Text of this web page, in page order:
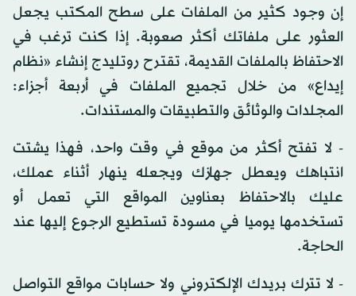
إن وجود كثير من الملفات على سطح المكتب يجعل
العثور على ملفاتك أكثر صعوبة. إذا كنت ترغب في
الاحتفاظ بالملفات القديمة، تقترح روتليدج إنشاء «نظام
إيداع» من خلال تجميع الملفات في أربعة أجزاء:
المجلدات والوثائق والتطبيقات والمستندات.
- لا تفتح أكثر من موقع في وقت واحد، فهذا يشتت
انتباهك ويعطل جهازك ويجعله ينهار أثناء عملك،
عليك بالاحتفاظ بعناوين المواقع التي تعمل أو
تستخدمها يوميا في مسودة تستطيع الرجوع إليها عند
الحاجة.
- لا تترك بريدك الإلكتروني ولا حسابات مواقع التواصل